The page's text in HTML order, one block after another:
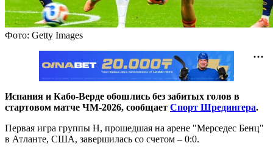
Фото: Getty Images
Испания и Кабо-Верде обошлись без забитых голов в
стартовом матче ЧМ-2026, сообщает Спорт Шредингера.
Первая игра группы Н, прошедшая на арене "Мерседес Бенц"
в Атланте, США, завершилась со счетом – 0:0.